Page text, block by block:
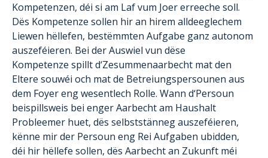
Kompetenzen, déi si am Laf vum Joer erreeche soll.
Dës Kompetenze sollen hir an hirem alldeeglechem
Liewen hëllefen, bestëmmten Aufgabe ganz autonom
auszeféieren. Bei der Auswiel vun dëse
Kompetenze spillt d‘Zesummenaarbecht mat den
Eltere souwéi och mat de Betreiungspersounen aus
dem Foyer eng wesentlech Rolle. Wann d‘Persoun
beispillsweis bei enger Aarbecht am Haushalt
Probleemer huet, dës selbststänneg auszeféieren,
kënne mir der Persoun eng Rei Aufgaben ubidden,
déi hir hëllefe sollen, dës Aarbecht an Zukunft méi